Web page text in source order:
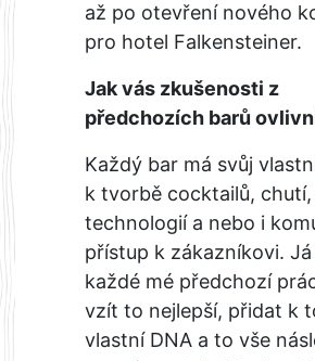
až po otevření nového
pro hotel Falkensteiner.
Jak vás zkušenosti z
předchozích barů
Každý bar má svůj
k tvorbě cocktailů,
technologií a nebo i
přístup k zákazníkovi. Já
každé mé předchozí
vzít to nejlepší, přidat k
vlastní DNA a to vše